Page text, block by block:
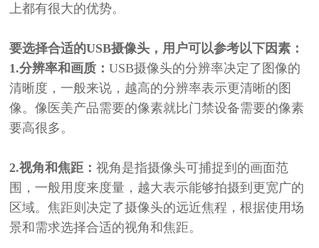
上都有很大的优势。
要选择合适的USB摄像头， 用户可以参考 以下因素：
1.分辨率和画质：USB摄像头的分辨率决定了图像的
清晰度，一般来说，越高的分辨率表示更清晰的图
像。像医美产品需要的像素就比门禁设备需要的像素
要高很多。
2.视角和焦距：视角是指摄像头可捕捉到的画面范
围，一般用度来度量，越大表示能够拍摄到更宽广的
区域。焦距则决定了摄像头的远近焦程，根据使用场
景和需求选择合适的视角和焦距。